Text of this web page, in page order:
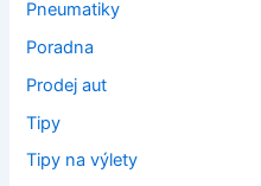
Pneumatiky
Poradna
Prodej aut
Tipy
Tipy na výlety